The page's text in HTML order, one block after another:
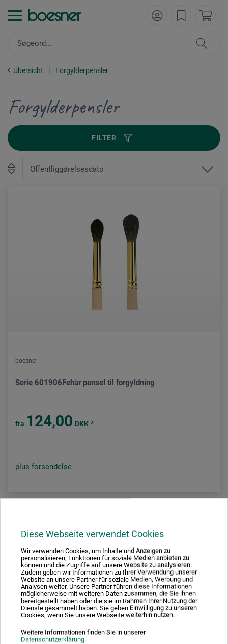
Diese Webseite verwendet Cookies
Wir verwenden Cookies, um Inhalte und Anzeigen zu
personalisieren, Funktionen für soziale Medien anbieten zu
können und die Zugriffe auf unsere Website zu analysieren.
Zudem geben wir Informationen zu Ihrer Verwendung unserer
Website an unsere Partner für soziale Medien, Werbung und
Analysen weiter. Unsere Partner führen diese Informationen
möglicherweise mit weiteren Daten zusammen, die Sie ihnen
bereitgestellt haben oder die sie im Rahmen Ihrer Nutzung der
Dienste gesammelt haben. Sie geben Einwilligung zu unseren
Cookies, wenn Sie unsere Webseite weiterhin nutzen.
Weitere Informationen finden Sie in unserer
Datenschutzerklärung.
Übersicht Forgylderpensler
Forgylderpensler
FILTER
boesner
Serie 601906Fehår pensel til forgyldning
fra 124,00 DKK *
plus forsendelse